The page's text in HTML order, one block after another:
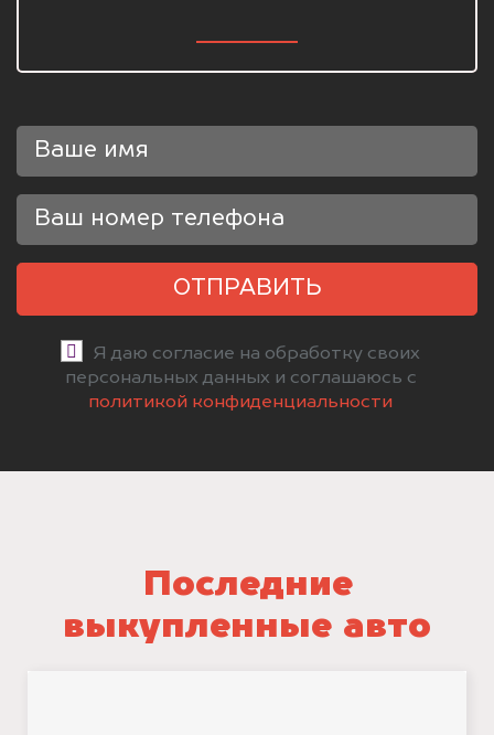
ОТПРАВИТЬ
Я даю согласие на обработку своих
персональных данных и соглашаюсь с
политикой конфиденциальности
Последние
выкупленные авто